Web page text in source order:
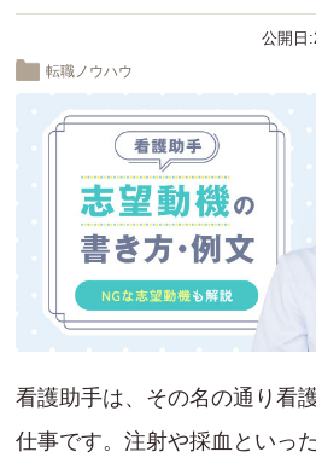
公開日
転職ノウハウ
看護助手は、その名の通り看
仕事です。注射や採血といっ